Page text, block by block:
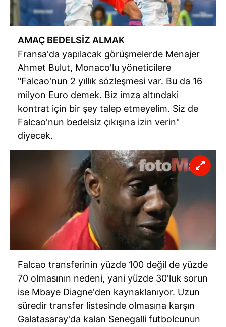
AMAÇ BEDELSİZ ALMAK
Fransa'da yapılacak görüşmelerde Menajer
Ahmet Bulut, Monaco'lu yöneticilere
"Falcao'nun 2 yıllık sözleşmesi var. Bu da 16
milyon Euro demek. Biz imza altındaki
kontrat için bir şey talep etmeyelim. Siz de
Falcao'nun bedelsiz çıkışına izin verin"
diyecek.
Falcao transferinin yüzde 100 değil de yüzde
70 olmasının nedeni, yani yüzde 30'luk sorun
ise Mbaye Diagne'den kaynaklanıyor. Uzun
süredir transfer listesinde olmasına karşın
Galatasaray'da kalan Senegalli futbolcunun